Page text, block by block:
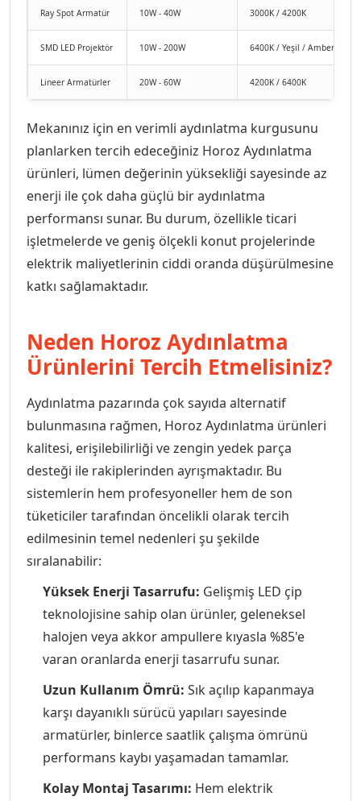
Ray Spot Armatür 10W - 40W 3000K / 4200K
SMD LED Projektör 10W - 200W 6400K / Yeşil / Amber
Lineer Armatürler 20W - 60W 4200K / 6400K
Mekanınız için en verimli aydınlatma kurgusunu
planlarken tercih edeceğiniz Horoz Aydınlatma
ürünleri, lümen değerinin yüksekliği sayesinde az
enerji ile çok daha güçlü bir aydınlatma
performansı sunar. Bu durum, özellikle ticari
işletmelerde ve geniş ölçekli konut projelerinde
elektrik maliyetlerinin ciddi oranda düşürülmesine
katkı sağlamaktadır.
Neden Horoz Aydınlatma
Ürünlerini Tercih Etmelisiniz?
Aydınlatma pazarında çok sayıda alternatif
bulunmasına rağmen, Horoz Aydınlatma ürünleri
kalitesi, erişilebilirliği ve zengin yedek parça
desteği ile rakiplerinden ayrışmaktadır. Bu
sistemlerin hem profesyoneller hem de son
tüketiciler tarafından öncelikli olarak tercih
edilmesinin temel nedenleri şu şekilde
sıralanabilir:
Yüksek Enerji Tasarrufu: Gelişmiş LED çip
teknolojisine sahip olan ürünler, geleneksel
halojen veya akkor ampullere kıyasla %85'e
varan oranlarda enerji tasarrufu sunar.
Uzun Kullanım Ömrü: Sık açılıp kapanmaya
karşı dayanıklı sürücü yapıları sayesinde
armatürler, binlerce saatlik çalışma ömrünü
performans kaybı yaşamadan tamamlar.
Kolay Montaj Tasarımı: Hem elektrik